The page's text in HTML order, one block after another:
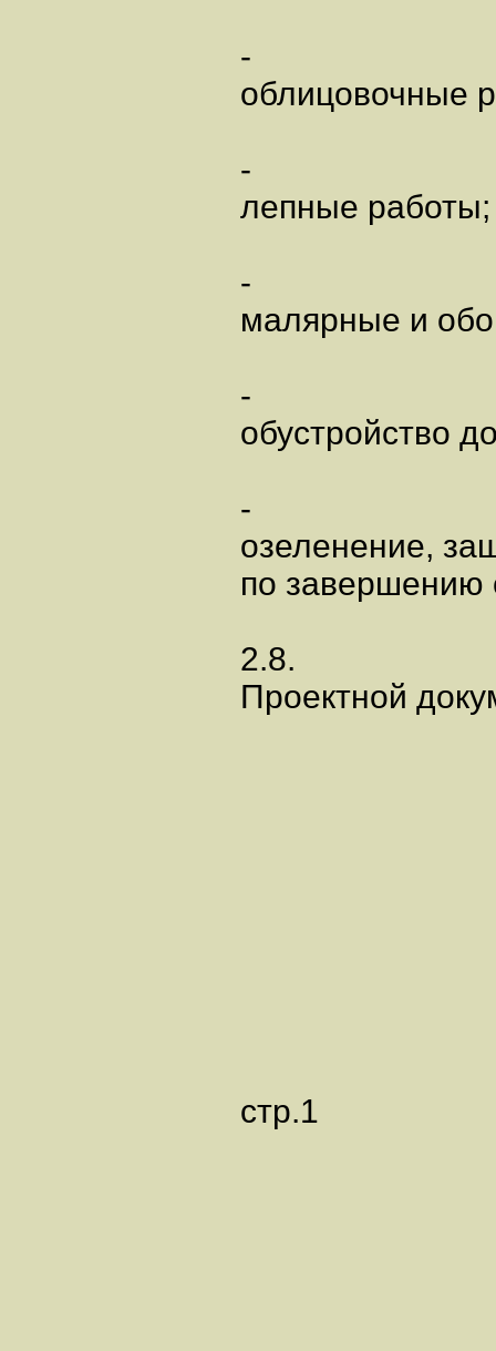
-
облицовочные
-
лепные работы;
-
малярные и
-
обустройство
-
озеленение,
по завершению
2.8.
Проектной
стр.1